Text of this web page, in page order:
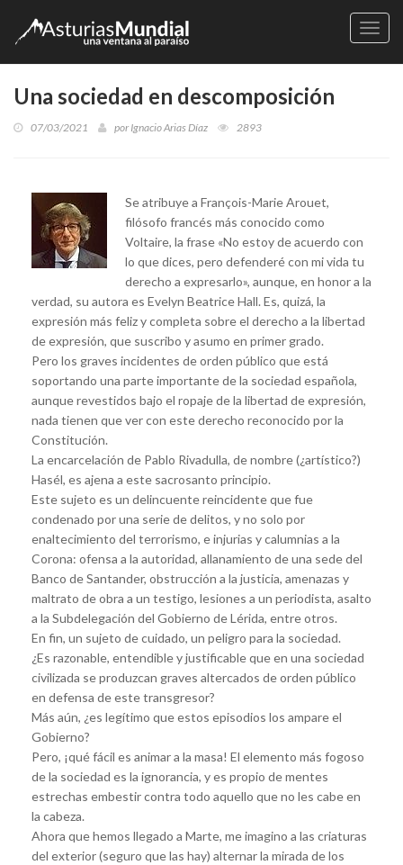
Una sociedad en descomposición
07/03/2021 por Ignacio Arias Díaz 2893
Se atribuye a François-Marie Arouet,
filósofo francés más conocido como
Voltaire, la frase «No estoy de acuerdo con
lo que dices, pero defenderé con mi vida tu
derecho a expresarlo», aunque, en honor a la
verdad, su autora es Evelyn Beatrice Hall. Es, quizá, la
expresión más feliz y completa sobre el derecho a la libertad
de expresión, que suscribo y asumo en primer grado.
Pero los graves incidentes de orden público que está
soportando una parte importante de la sociedad española,
aunque revestidos bajo el ropaje de la libertad de expresión,
nada tienen que ver con este derecho reconocido por la
Constitución.
La encarcelación de Pablo Rivadulla, de nombre (¿artístico?)
Hasél, es ajena a este sacrosanto principio.
Este sujeto es un delincuente reincidente que fue
condenado por una serie de delitos, y no solo por
enaltecimiento del terrorismo, e injurias y calumnias a la
Corona: ofensa a la autoridad, allanamiento de una sede del
Banco de Santander, obstrucción a la justicia, amenazas y
maltrato de obra a un testigo, lesiones a un periodista, asalto
a la Subdelegación del Gobierno de Lérida, entre otros.
En fin, un sujeto de cuidado, un peligro para la sociedad.
¿Es razonable, entendible y justificable que en una sociedad
civilizada se produzcan graves altercados de orden público
en defensa de este transgresor?
Más aún, ¿es legítimo que estos episodios los ampare el
Gobierno?
Pero, ¡qué fácil es animar a la masa! El elemento más fogoso
de la sociedad es la ignorancia, y es propio de mentes
estrechas embestir contra todo aquello que no les cabe en
la cabeza.
Ahora que hemos llegado a Marte, me imagino a las criaturas
del exterior (seguro que las hay) alternar la mirada de los